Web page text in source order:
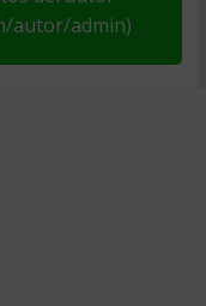
autor/admin)